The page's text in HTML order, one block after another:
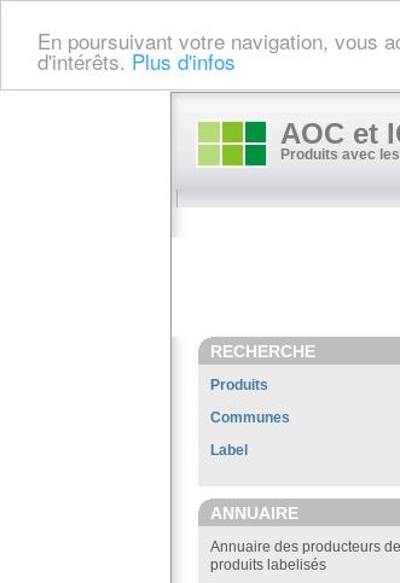
En poursuivant votre navigation, vous
d'intérêts. Plus d'infos
AOC et
Produits avec les
RECHERCHE
Produits
Communes
Label
ANNUAIRE
Annuaire des producteurs de
produits labelisés